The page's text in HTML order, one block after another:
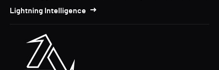
Lightning Intelligence